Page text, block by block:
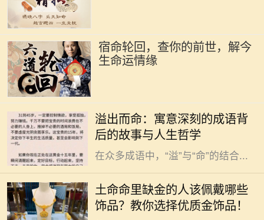
宿命轮回，查你的前世，解今
生命运情缘
溢出而命：寓意深刻的成语背
后的故事与人生哲学
在中华文化的浩瀚长河中，成语作为
语言的一部分，不仅丰富了我们的表
达方式，也蕴藏着深厚的文化底蕴。
在众多成语中，“溢”与“命”的结合...
土命命里缺金的人该佩戴哪些
饰品？教你选择优质金饰品！
在中国传统文化中，五行之说深深扎
根于人们的生活与信仰之中。五行分
别是金、木、水、火、土，每一个人
的命理中都有其主导的元素。有些人